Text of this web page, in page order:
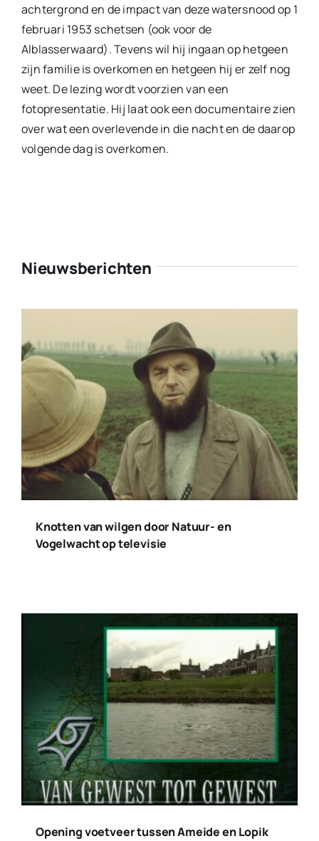
achtergrond en de impact van deze watersnood op 1
februari 1953 schetsen (ook voor de
Alblasserwaard). Tevens wil hij ingaan op hetgeen
zijn familie is overkomen en hetgeen hij er zelf nog
weet. De lezing wordt voorzien van een
fotopresentatie. Hij laat ook een documentaire zien
over wat een overlevende in die nacht en de daarop
volgende dag is overkomen.
Nieuwsberichten
Knotten van wilgen door Natuur- en
Vogelwacht op televisie
Opening voetveer tussen Ameide en Lopik